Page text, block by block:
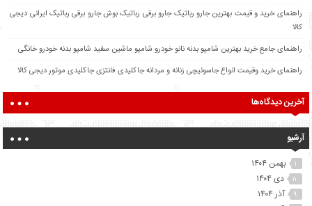
راهنمای خرید و قیمت بهترین جارو رباتیک جارو برقی رباتیک بوش جارو برقی رباتیک ایرانی دیجی
کالا
راهنمای جامع خرید بهترین شامپو بدنه نانو خودرو شامپو ماشین سفید شامپو بدنه خودرو خانگی
راهنمای خرید وقیمت انواع جاسوئیچی زنانه و مردانه جاکلیدی فانتزی جاکلیدی موتور دیجی کالا
آخرین دیدگاه‌ها
آرشیو
بهمن ۱۴۰۴
دی ۱۴۰۴
آذر ۱۴۰۴